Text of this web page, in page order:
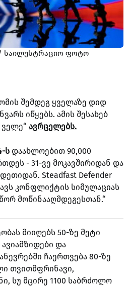
საილუსტრაციო ფოტო
ომის შემდეგ ყველაზე დიდ
იწყებს. ამის შესახებ
ავრცელებს.
ს დაახლოებით 90,000
- 31-ვე მოკავშირიდან და
Steadfast Defender
კონფლიქტის სიმულაციას
მოწინააღმდეგესთან.“
მიიღებს 50-ზე მეტი
და
ჩაერთვება 80-ზე
თვითმფრინავი,
სუ მცირე 1100 საბრძოლო